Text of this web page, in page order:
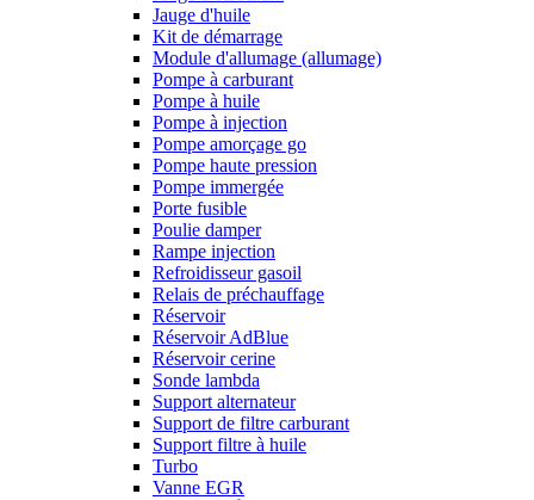
Jauge d'huile
Kit de démarrage
Module d'allumage (allumage)
Pompe à carburant
Pompe à huile
Pompe à injection
Pompe amorçage go
Pompe haute pression
Pompe immergée
Porte fusible
Poulie damper
Rampe injection
Refroidisseur gasoil
Relais de préchauffage
Réservoir
Réservoir AdBlue
Réservoir cerine
Sonde lambda
Support alternateur
Support de filtre carburant
Support filtre à huile
Turbo
Vanne EGR